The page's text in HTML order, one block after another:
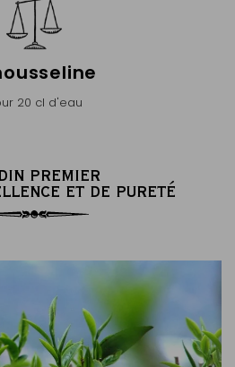
20 cl d'eau
PREMIER
ET DE PURETÉ